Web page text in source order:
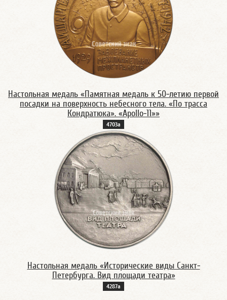
Настольная медаль «Памятная медаль к 50-летию первой
посадки на поверхность небесного тела. «По трасса
Кондратюка». «Apollo-11»»
4703а
Настольная медаль «Исторические виды Санкт-
Петербурга. Вид площади театра»
4287а